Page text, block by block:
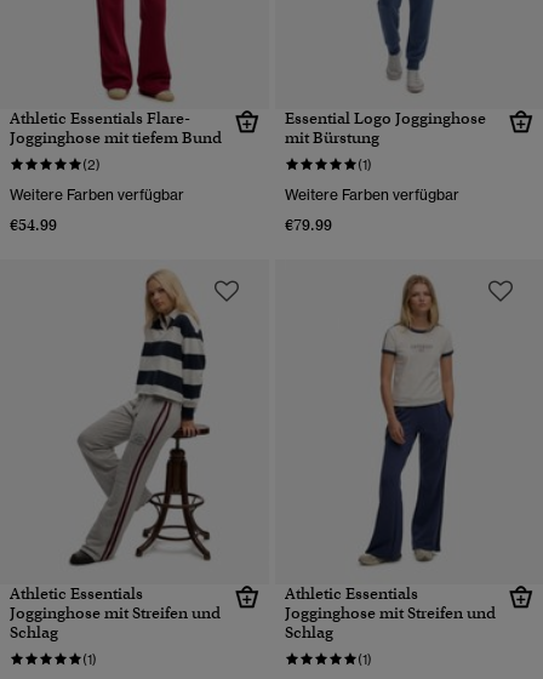
Athletic Essentials Flare-
Jogginghose mit tiefem Bund
(2)
Weitere Farben verfügbar
€54.99
Essential Logo Jogginghose
mit Bürstung
(1)
Weitere Farben verfügbar
€79.99
Athletic Essentials
Jogginghose mit Streifen und
Schlag
(1)
Athletic Essentials
Jogginghose mit Streifen und
Schlag
(1)